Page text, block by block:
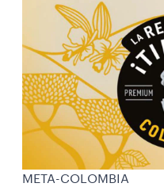
META-COLOMBIA